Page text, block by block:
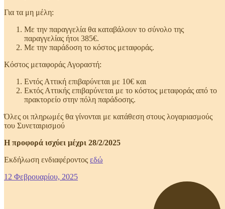
Για τα μη μέλη:
Με την παραγγελία θα καταβάλουν το σύνολο της
παραγγελίας ήτοι 385€.
Με την παράδοση το κόστος μεταφοράς.
Κόστος μεταφοράς Αγοραστή:
Εντός Αττική επιβαρύνεται με 10€ και
Εκτός Αττικής επιβαρύνεται με το κόστος μεταφοράς από το
πρακτορείο στην πόλη παράδοσης.
Όλες οι πληρωμές θα γίνονται με κατάθεση στους λογαριασμούς
του Συνεταιρισμού
Η προφορά ισχύει μέχρι 28/2/2025
Εκδήλωση ενδιαφέροντος εδώ
12 Φεβρουαρίου, 2025